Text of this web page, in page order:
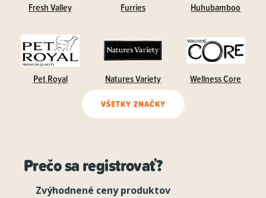
Fresh Valley Furries Huhubamboo
Pet Royal Natures Variety Wellness Core
VŠETKY ZNAČKY
Prečo sa registrovať?
Zvýhodnené ceny produktov